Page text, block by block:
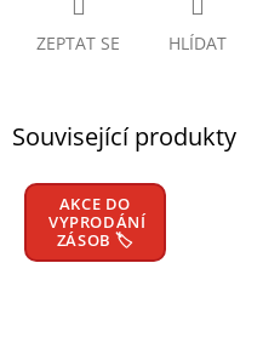
ZEPTAT SE HLÍDAT
Související produkty
AKCE DO
VYPRODÁNÍ
ZÁSOB 🏷️